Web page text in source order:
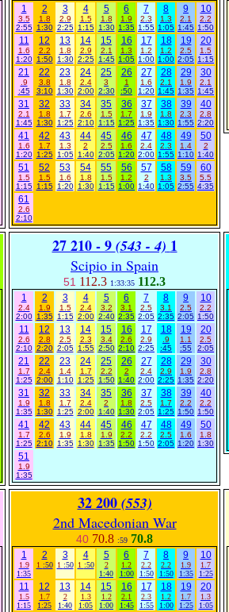
1
3.5
2:55
2
1.8
1:30
3
2.9
2:25
4
1.5
1:15
5
1.8
1:30
6
1.9
1:35
7
2.3
1:55
8
1.3
1:05
9
2.1
1:45
10
2.2
1:50
11
1.6
1:20
12
2.2
1:50
13
1.8
1:30
14
2.9
2:25
15
2.1
1:45
16
1.3
1:05
17
1.2
1:00
18
1.2
1:00
19
2.5
2:05
20
1.5
1:15
21
.9
:45
22
3.8
3:10
23
1.8
1:30
24
2.4
2:00
25
3
2:30
26
1
:50
27
1.6
1:20
28
2.1
1:45
29
1.9
1:35
30
2.1
1:45
31
2.1
1:45
32
1.8
1:30
33
1.7
1:25
34
2.6
2:10
35
1.5
1:15
36
1.7
1:25
37
1.9
1:35
38
1.8
1:30
39
2.3
1:55
40
2.8
2:20
41
1.6
1:20
42
1.7
1:25
43
1.3
1:05
44
2
1:40
45
2.5
2:05
46
1.6
1:20
47
2.4
2:00
48
2.3
1:55
49
1.4
1:10
50
2
1:40
51
1.5
1:15
52
1.5
1:15
53
1.6
1:20
54
1.8
1:30
55
1.5
1:15
56
1.2
1:00
57
2
1:40
58
1.3
1:05
59
3.5
2:55
60
5.5
4:35
61
2.6
2:10
27 210 - 9 (543 - 4) 1
Scipio in Spain
51 112.3 1:33:35 112.3
1
2.4
2:00
2
1.9
1:35
3
1.5
1:15
4
2.4
2:00
5
3.2
2:40
6
3.1
2:35
7
2.5
2:05
8
3.1
2:35
9
2.5
2:05
10
2.2
1:50
11
2.6
2:10
12
2.8
2:20
13
2.5
2:05
14
2.3
1:55
15
3.4
2:50
16
2.6
2:10
17
2.9
2:25
18
.9
:45
19
1.1
:55
20
2.5
2:05
21
1.7
1:25
22
2.4
2:00
23
1.4
1:10
24
1.7
1:25
25
2.2
1:50
26
2
1:40
27
2.4
2:00
28
2.9
2:25
29
1.9
1:35
30
2.8
2:20
31
1.9
1:35
32
1.8
1:30
33
1.7
1:25
34
2.4
2:00
35
2
1:40
36
1.8
1:30
37
2.5
2:05
38
1.7
1:25
39
2.2
1:50
40
2.2
1:50
41
1.7
1:25
42
2.6
2:10
43
1.9
1:35
44
1.8
1:30
45
1.9
1:35
46
2.2
1:50
47
2.2
1:50
48
2.5
2:05
49
1.6
1:20
50
1.8
1:30
51
1.9
1:35
32 200 (553)
2nd Macedonian War
40 70.8 :59 70.8
1
1.9
1:35
2
1 :50
3
1 :50
4
1 :50
5
2
1:40
6
1.2
1:00
7
2.2
1:50
8
2.2
1:50
9
1.9
1:35
10
1.7
1:25
11
1.5
1:15
12
1.7
1:25
13
2
1:40
14
1.3
1:05
15
1.2
1:00
16
2.1
1:45
17
2.3
1:55
18
1.2
1:00
19
1.7
1:25
20
1.3
1:05